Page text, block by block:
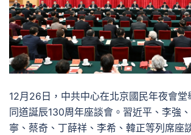
12月26日，中共中心在北京國民年夜會堂
同道誕辰130周年座談會。習近平、李強
寧、蔡奇、丁薛祥、李希、韓正等列席座